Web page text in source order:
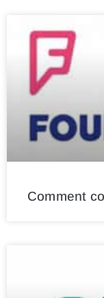
Comment